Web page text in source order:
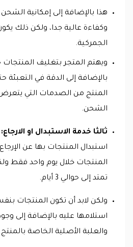
هذا بالإضافة إلى إمكانية
وكفاءة عالية جدا، ولكن ذلك
الجمركية.
ويهتم المتجر بتغليف
بالإضافة إلى الدقة في التعبئة
المنتج من الصدمات التي يتعرض
الشحن.
ثالثا خدمة الاستبدال او الارجاع:
استبدال المنتجات بها عن
المنتجات خلال يوم واحد فقط
تمتد إلى حوالي 3 أيام.
ولكن لابد أن تكون المنتجات
استلامها عليه بالإضافة إلى
والعلبة الأصلية الخاصة بالمنتج